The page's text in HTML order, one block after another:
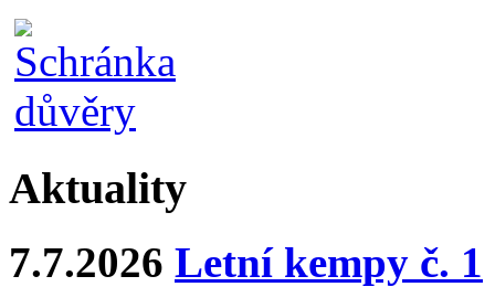
Aktuality
7.7.2026 Letní kempy č. 1